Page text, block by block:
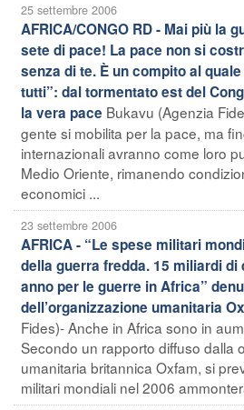
25 settembre 2006
AFRICA/CONGO RD - Mai più la
sete di pace! La pace non si
senza di te. È un compito al
tutti”: dal tormentato est del
la vera pace Bukavu (Agenzia
gente si mobilita per la pace, ma
internazionali avranno come loro
Medio Oriente, rimanendo
economici ...
23 settembre 2006
AFRICA - “Le spese militari
della guerra fredda. 15 miliardi
anno per le guerre in Africa”
dell’organizzazione umanitaria
Fides)- Anche in Africa sono in
Secondo un rapporto diffuso dalla
umanitaria britannica Oxfam, si
militari mondiali nel 2006